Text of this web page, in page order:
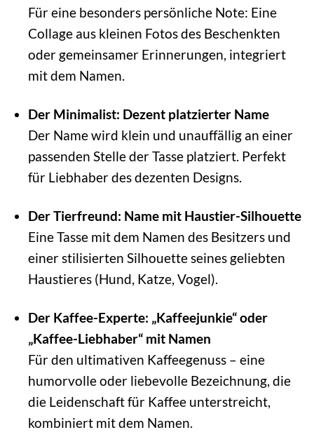
Für eine besonders persönliche Note: Eine
Collage aus kleinen Fotos des Beschenkten
oder gemeinsamer Erinnerungen, integriert
mit dem Namen.
Der Minimalist: Dezent platzierter Name
Der Name wird klein und unauffällig an einer
passenden Stelle der Tasse platziert. Perfekt
für Liebhaber des dezenten Designs.
Der Tierfreund: Name mit Haustier-Silhouette
Eine Tasse mit dem Namen des Besitzers und
einer stilisierten Silhouette seines geliebten
Haustieres (Hund, Katze, Vogel).
Der Kaffee-Experte: „Kaffeejunkie“ oder
„Kaffee-Liebhaber“ mit Namen
Für den ultimativen Kaffeegenuss – eine
humorvolle oder liebevolle Bezeichnung, die
die Leidenschaft für Kaffee unterstreicht,
kombiniert mit dem Namen.